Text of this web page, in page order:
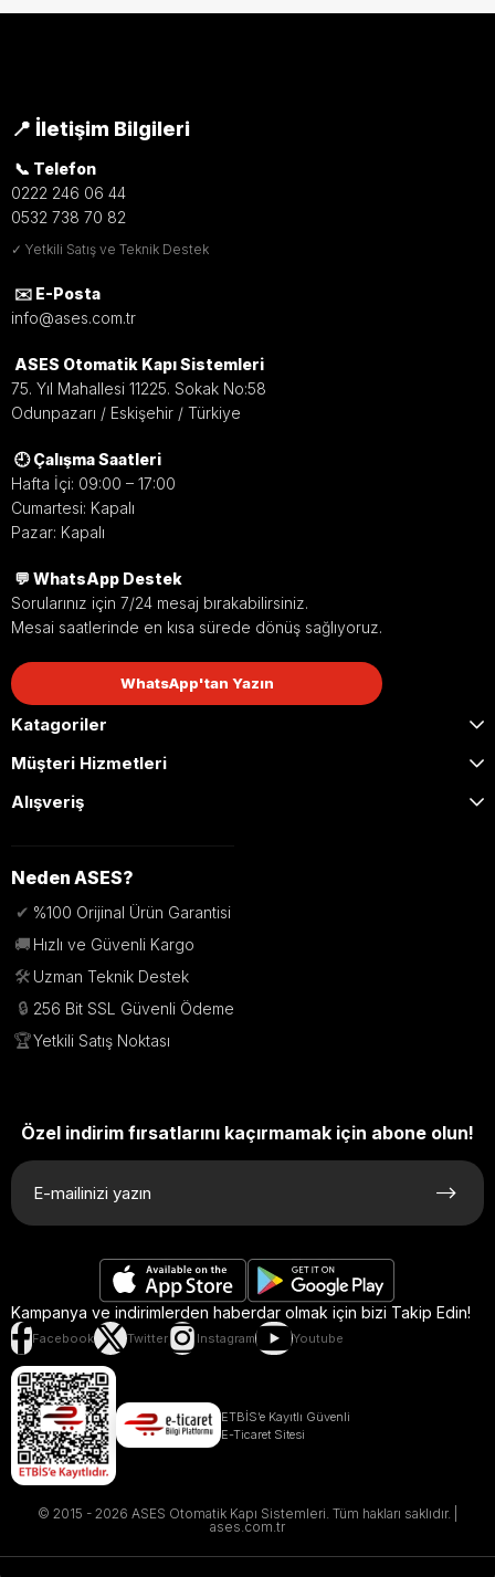
📍 İletişim Bilgileri
📞 Telefon
0222 246 06 44
0532 738 70 82
✓ Yetkili Satış ve Teknik Destek
✉️ E-Posta
info@ases.com.tr
ASES Otomatik Kapı Sistemleri
75. Yıl Mahallesi 11225. Sokak No:58
Odunpazarı / Eskişehir / Türkiye
🕘 Çalışma Saatleri
Hafta İçi: 09:00 – 17:00
Cumartesi: Kapalı
Pazar: Kapalı
💬 WhatsApp Destek
Sorularınız için 7/24 mesaj bırakabilirsiniz.
Mesai saatlerinde en kısa sürede dönüş sağlıyoruz.
WhatsApp'tan Yazın
Katagoriler
Müşteri Hizmetleri
Alışveriş
Neden ASES?
✔ %100 Orijinal Ürün Garantisi
🚚 Hızlı ve Güvenli Kargo
🛠️ Uzman Teknik Destek
🔒 256 Bit SSL Güvenli Ödeme
🏆Yetkili Satış Noktası
Özel indirim fırsatlarını kaçırmamak için abone olun!
Kampanya ve indirimlerden haberdar olmak için bizi Takip Edin!
Facebook Twitter Instagram Youtube
ETBİS’e Kayıtlı Güvenli
E-Ticaret Sitesi
© 2015 - 2026 ASES Otomatik Kapı Sistemleri. Tüm hakları saklıdır. |
ases.com.tr